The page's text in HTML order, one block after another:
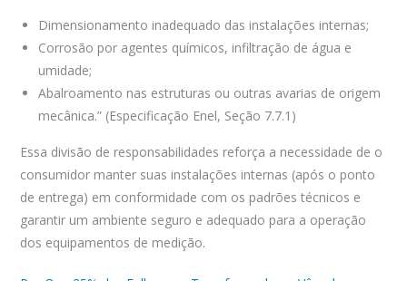
Dimensionamento inadequado das instalações internas;
Corrosão por agentes químicos, infiltração de água e
umidade;
Abalroamento nas estruturas ou outras avarias de origem
mecânica.” (Especificação Enel, Seção 7.7.1)
Essa divisão de responsabilidades reforça a necessidade de o
consumidor manter suas instalações internas (após o ponto
de entrega) em conformidade com os padrões técnicos e
garantir um ambiente seguro e adequado para a operação
dos equipamentos de medição.